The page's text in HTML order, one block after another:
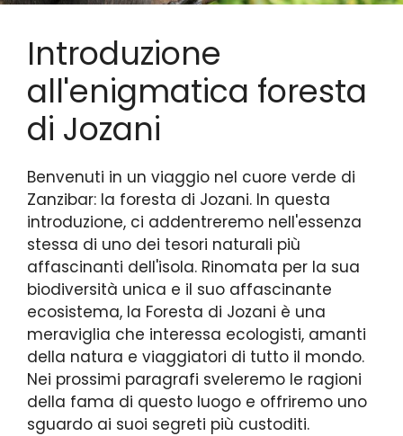
Introduzione
all'enigmatica foresta
di Jozani
Benvenuti in un viaggio nel cuore verde di
Zanzibar: la foresta di Jozani. In questa
introduzione, ci addentreremo nell'essenza
stessa di uno dei tesori naturali più
affascinanti dell'isola. Rinomata per la sua
biodiversità unica e il suo affascinante
ecosistema, la Foresta di Jozani è una
meraviglia che interessa ecologisti, amanti
della natura e viaggiatori di tutto il mondo.
Nei prossimi paragrafi sveleremo le ragioni
della fama di questo luogo e offriremo uno
sguardo ai suoi segreti più custoditi.